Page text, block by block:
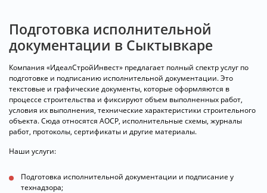
Подготовка исполнительной
документации в Сыктывкаре
Компания «ИдеалСтройИнвест» предлагает полный спектр услуг по
подготовке и подписанию исполнительной документации. Это
текстовые и графические документы, которые оформляются в
процессе строительства и фиксируют объем выполненных работ,
условия их выполнения, технические характеристики строительного
объекта. Сюда относятся АОСР, исполнительные схемы, журналы
работ, протоколы, сертификаты и другие материалы.
Наши услуги:
Подготовка исполнительной документации и подписание у
технадзора;